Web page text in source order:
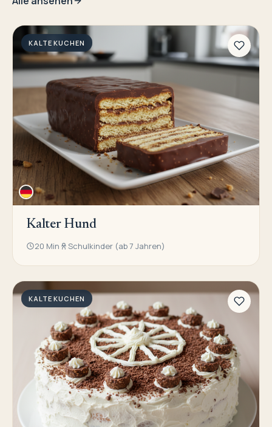
KALTE KUCHEN
Kalter Hund
20 Min Schulkinder (ab 7 Jahren)
KALTE KUCHEN